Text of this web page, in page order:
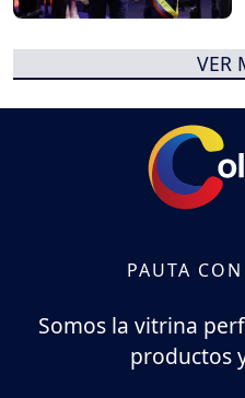
VER
PAUTA
Somos la vitrina
productos